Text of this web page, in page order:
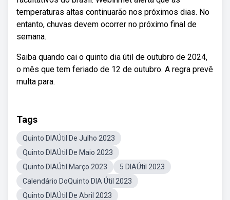
temperaturas altas continuarão nos próximos dias. No
entanto, chuvas devem ocorrer no próximo final de
semana.
Saiba quando cai o quinto dia útil de outubro de 2024,
o mês que tem feriado de 12 de outubro. A regra prevê
multa para.
Tags
Quinto DIAÚtil De Julho 2023
Quinto DIAÚtil De Maio 2023
Quinto DIAÚtil Março 2023
5 DIAÚtil 2023
Calendário DoQuinto DIA Útil 2023
Quinto DIAÚtil De Abril 2023